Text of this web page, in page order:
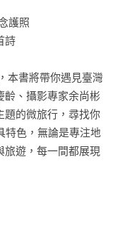
護照
詩
本書將帶你遇見臺灣
齡、攝影專家余尚彬
題的微旅行，尋找你
特色，無論是專注地
旅遊，每一間都展現